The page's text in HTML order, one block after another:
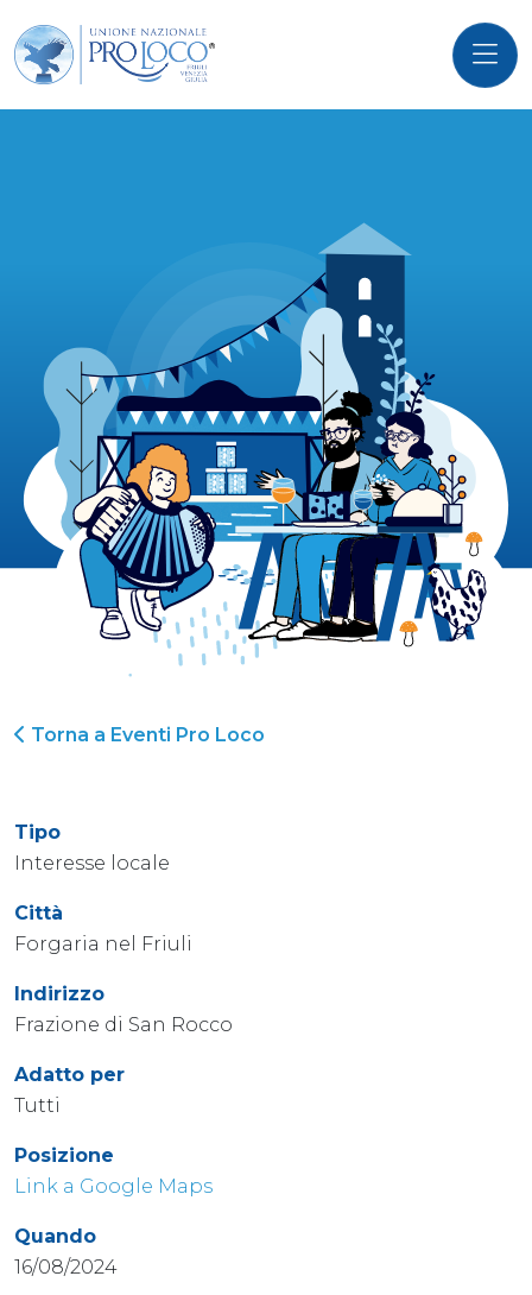
Torna a Eventi Pro Loco
Tipo
Interesse locale
Città
Forgaria nel Friuli
Indirizzo
Frazione di San Rocco
Adatto per
Tutti
Posizione
Link a Google Maps
Quando
16/08/2024